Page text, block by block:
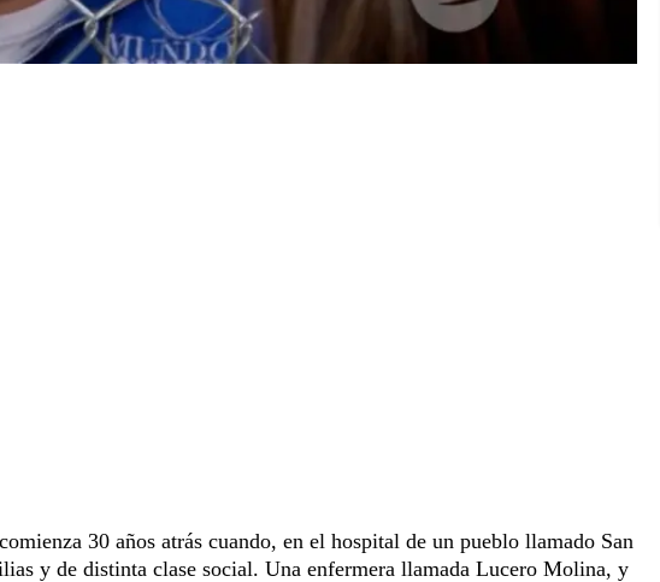
30 años atrás cuando, en el hospital de un pueblo llamado San
y de distinta clase social. Una enfermera llamada Lucero Molina, y